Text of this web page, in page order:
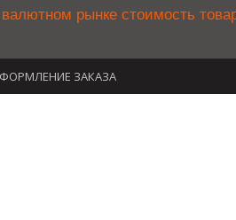
рынке стоимость
ЗАКАЗА